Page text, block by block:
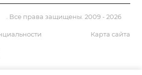
. Все права защищены. 2009 - 2026
Карта сайта